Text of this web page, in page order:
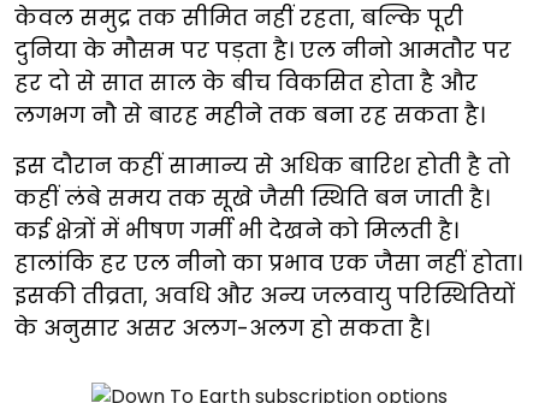
केवल समुद्र तक सीमित नहीं रहता, बल्कि पूरी
दुनिया के मौसम पर पड़ता है। एल नीनो आमतौर पर
हर दो से सात साल के बीच विकसित होता है और
लगभग नौ से बारह महीने तक बना रह सकता है।
इस दौरान कहीं सामान्य से अधिक बारिश होती है तो
कहीं लंबे समय तक सूखे जैसी स्थिति बन जाती है।
कई क्षेत्रों में भीषण गर्मी भी देखने को मिलती है।
हालांकि हर एल नीनो का प्रभाव एक जैसा नहीं होता।
इसकी तीव्रता, अवधि और अन्य जलवायु परिस्थितियों
के अनुसार असर अलग-अलग हो सकता है।